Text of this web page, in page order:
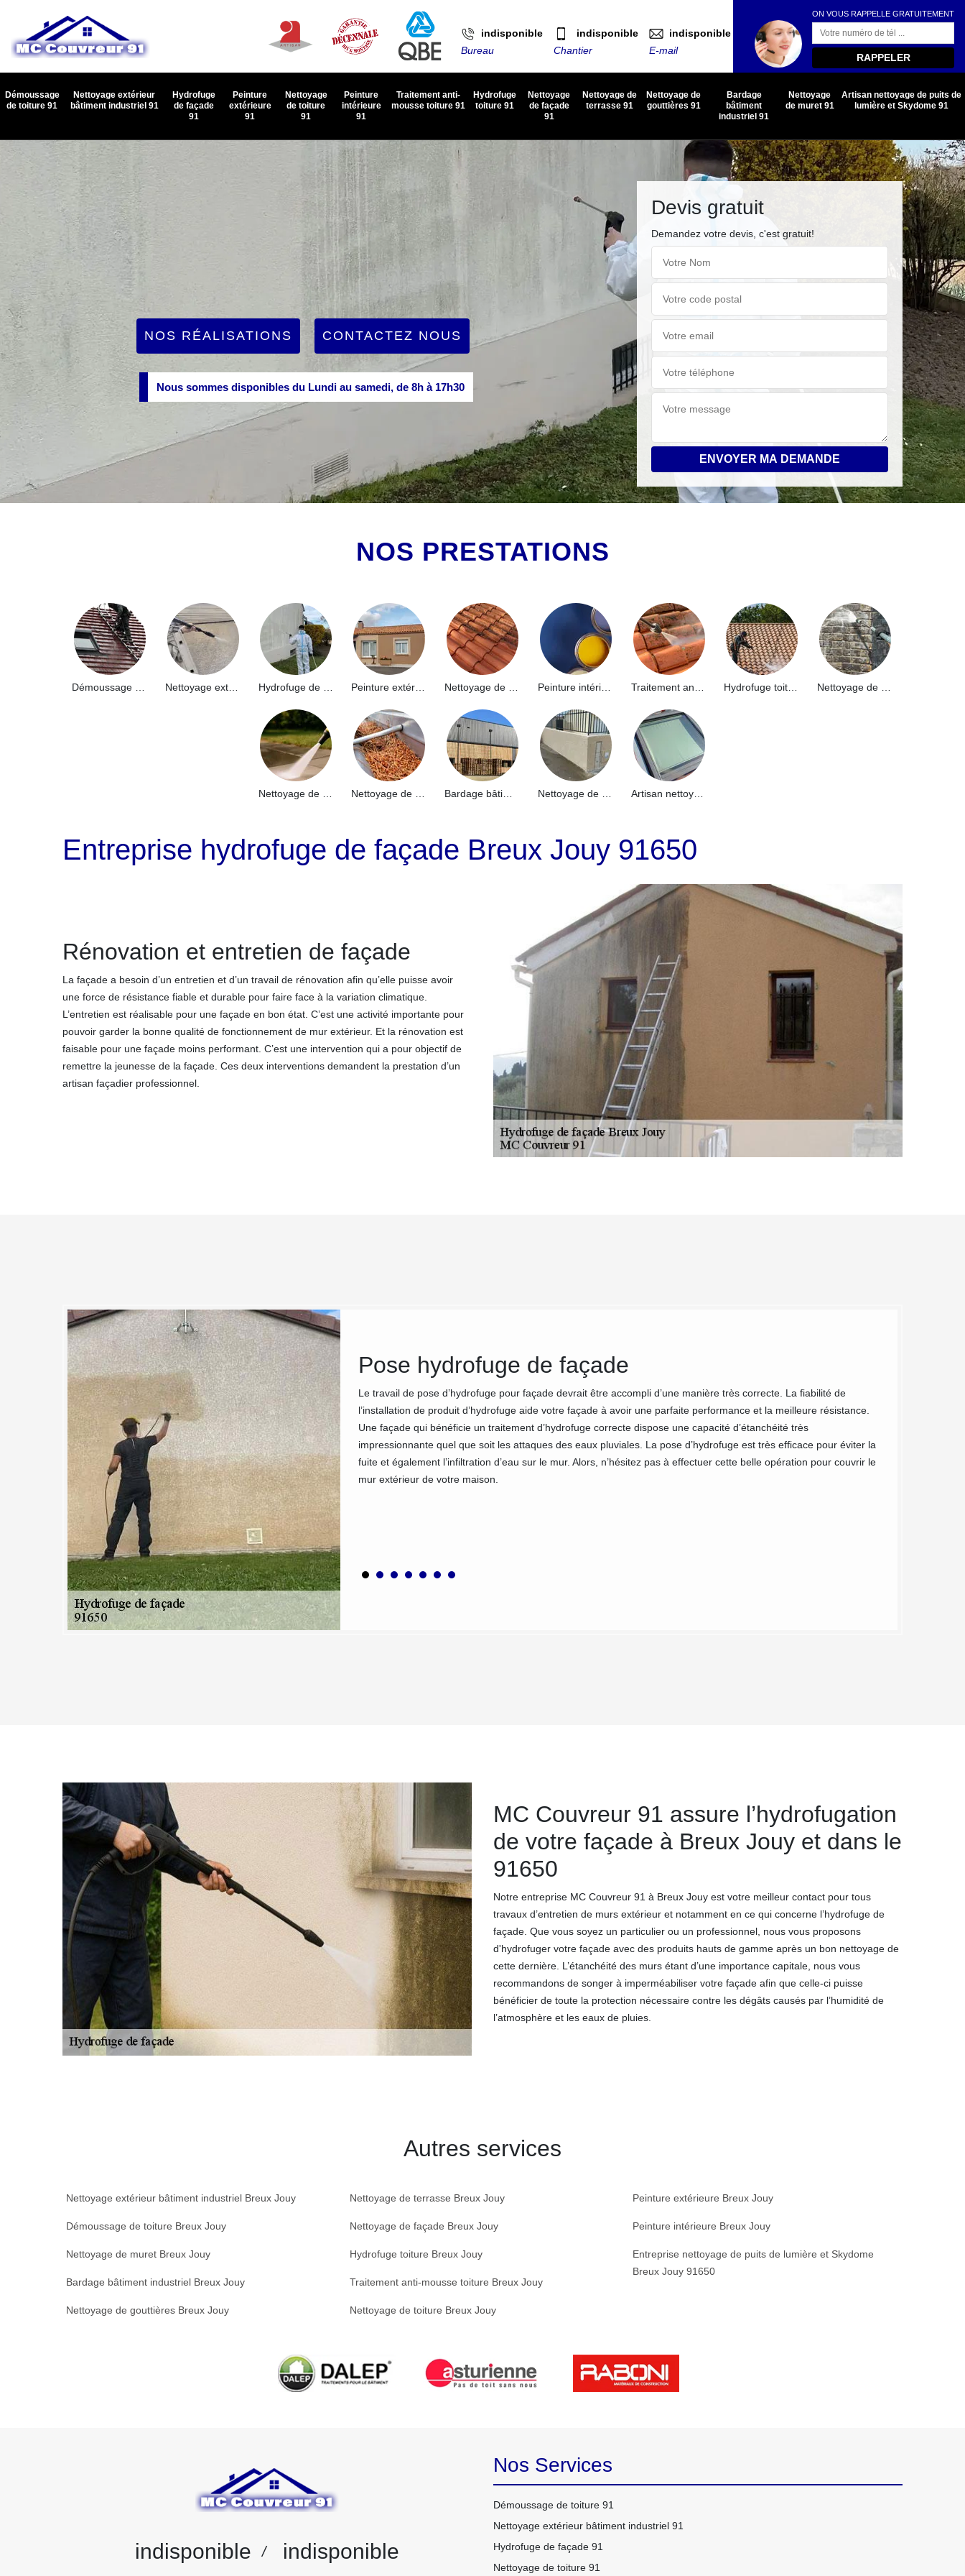
indisponible
Bureau
indisponible
Chantier
indisponible
E-mail
ON VOUS RAPPELLE GRATUITEMENT
Démoussage
de toiture 91
Nettoyage extérieur
bâtiment industriel 91
Hydrofuge
de façade
91
Peinture
extérieure
91
Nettoyage
de toiture
91
Peinture
intérieure
91
Traitement anti-
mousse toiture 91
Hydrofuge
toiture 91
Nettoyage
de façade
91
Nettoyage de
terrasse 91
Nettoyage de
gouttières 91
Bardage
bâtiment
industriel 91
Nettoyage
de muret 91
Artisan nettoyage de puits de
lumière et Skydome 91
NOS RÉALISATIONS CONTACTEZ NOUS
Nous sommes disponibles du Lundi au samedi, de 8h à 17h30
Devis gratuit
Demandez votre devis, c'est gratuit!
NOS PRESTATIONS
Nettoyage extérieur bâtiment industriel 91 Peinture intérieure 91
Artisan nettoyage de puits de lumière et Skydome 91
Entreprise hydrofuge de façade Breux Jouy 91650
Rénovation et entretien de façade
La façade a besoin d’un entretien et d’un travail de rénovation afin qu’elle puisse avoir
une force de résistance fiable et durable pour faire face à la variation climatique.
L’entretien est réalisable pour une façade en bon état. C’est une activité importante pour
pouvoir garder la bonne qualité de fonctionnement de mur extérieur. Et la rénovation est
faisable pour une façade moins performant. C’est une intervention qui a pour objectif de
remettre la jeunesse de la façade. Ces deux interventions demandent la prestation d’un
artisan façadier professionnel.
offre à Breux Jouy le meilleur des
pour tous travaux
façade
Jouy ou dans la région a besoin d’une bonne protection contre l’humidité
notre entreprise MC Couvreur 91 pour imperméabiliser vos murs extérieurs.
à toutes vos questions et restons toujours à votre écoute afin d’apporter
fournirons un diagnostic efficace afin d’adapter nos produits en fonction des
MC Couvreur 91 s’engage à honorer le respect de toute les normes et
qui nous est confiée. Pour chacune de nos interventions nous tenons
étapes du processus d’hydrofugation.
Pose hydrofuge de façade
Le travail de pose d’hydrofuge pour façade devrait être accompli d’une manière très correcte. La fiabilité de
l’installation de produit d’hydrofuge aide votre façade à avoir une parfaite performance et la meilleure résistance.
Une façade qui bénéficie un traitement d’hydrofuge correcte dispose une capacité d’étanchéité très
impressionnante quel que soit les attaques des eaux pluviales. La pose d’hydrofuge est très efficace pour éviter la
fuite et également l’infiltration d’eau sur le mur. Alors, n’hésitez pas à effectuer cette belle opération pour couvrir le
mur extérieur de votre maison.
MC Couvreur 91 assure l’hydrofugation
de votre façade à Breux Jouy et dans le
91650
Notre entreprise MC Couvreur 91 à Breux Jouy est votre meilleur contact pour tous
travaux d’entretien de murs extérieur et notamment en ce qui concerne l’hydrofuge de
façade. Que vous soyez un particulier ou un professionnel, nous vous proposons
d'hydrofuger votre façade avec des produits hauts de gamme après un bon nettoyage de
cette dernière. L’étanchéité des murs étant d’une importance capitale, nous vous
recommandons de songer à imperméabiliser votre façade afin que celle-ci puisse
bénéficier de toute la protection nécessaire contre les dégâts causés par l’humidité de
l’atmosphère et les eaux de pluies.
Autres services
Nettoyage extérieur bâtiment industriel Breux Jouy
Démoussage de toiture Breux Jouy
Nettoyage de muret Breux Jouy
Bardage bâtiment industriel Breux Jouy
Nettoyage de gouttières Breux Jouy
Nettoyage de terrasse Breux Jouy
Nettoyage de façade Breux Jouy
Hydrofuge toiture Breux Jouy
Traitement anti-mousse toiture Breux Jouy
Nettoyage de toiture Breux Jouy
Peinture extérieure Breux Jouy
Peinture intérieure Breux Jouy
Entreprise nettoyage de puits de lumière et Skydome
Breux Jouy 91650
indisponible / indisponible
Nos Services
Démoussage de toiture 91
Nettoyage extérieur bâtiment industriel 91
Hydrofuge de façade 91
Nettoyage de toiture 91